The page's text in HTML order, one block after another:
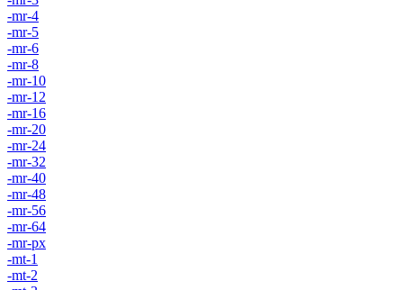
-mr-4
-mr-5
-mr-6
-mr-8
-mr-10
-mr-12
-mr-16
-mr-20
-mr-24
-mr-32
-mr-40
-mr-48
-mr-56
-mr-64
-mr-px
-mt-1
-mt-2